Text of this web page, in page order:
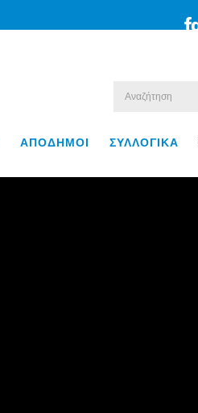
ΑΠΟΔΗΜΟΙ ΣΥΛΛΟΓΙΚΑ